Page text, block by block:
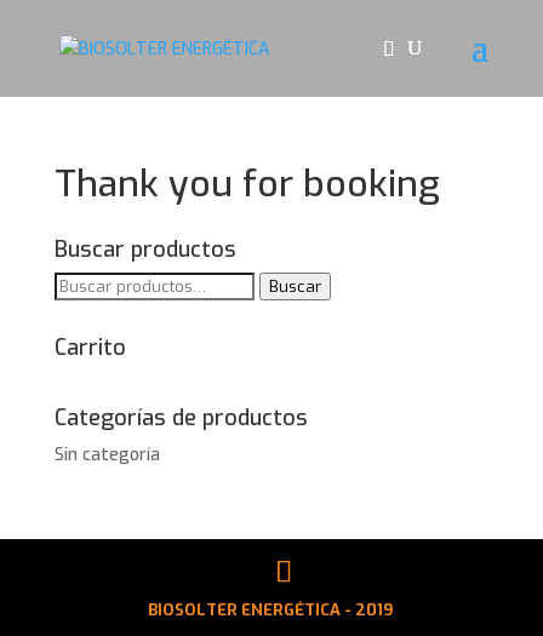
Thank you for booking
Buscar productos
Buscar
Buscar
Carrito
Categorías de productos
Sin categoría
BIOSOLTER ENERGÉTICA - 2019